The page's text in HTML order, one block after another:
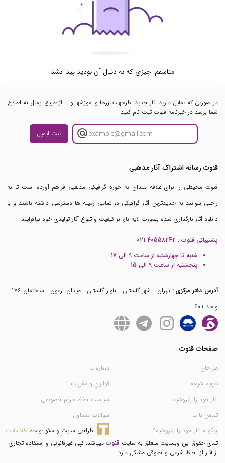
متاسفم! چیزی که به دنبال آن بودید پیدا نشد
در صورتی که تمایل دارید آثار جدید، طرحها، تیزرها و آموزشها و.... از طریق ایمیل به اطلاع
شما برسد در خبرنامه قنوت ثبت نام کنید
ثبت ایمیل
قنوت رسانه اشتراک آثار مذهبی
قنوت محیطی را برای علاقه مندان به حوزه گرافیکی مذهبی فراهم آورده است تا به
راحتی بتوانند به جدیدترین آثار گرافیکی در تمامی زمینه ها دسترسی داشته باشند و با
دانلود آثار بارگذاری شده بصورت لایه باز، بر کیفیت و تنوع آثار تولیدی خود بیافزایند
پشتیبانی قنوت : 021 40558242
شنبه تا چهارشنبه از ساعت 9 الی 17
پنجشنبه از ساعت 9 الی 15
آدرس دفتر مرکزی :
تهران - شهر گلستان - بلوار گلستان - میدان ارغون - ساختمان 176 -
واحد 601
صفحات قنوت
طراحان
تقویم شیعه
آثار خود را بفروشید
تماس با ما
چگونه آثار خود را بفروشیم؟
درباره ما
قوانین و مقررات
سیاست حفظ حریم خصوصی
سوالات متداول
طراحی سایت و سئو توسط طلاسایت
تمای حقوق این وبسایت متعلق به سایت قنوت میباشد. کپی غیرقانونی و استفاده تجاری
از آثار از لحاظ شرعی و حقوقی مشکل دارد